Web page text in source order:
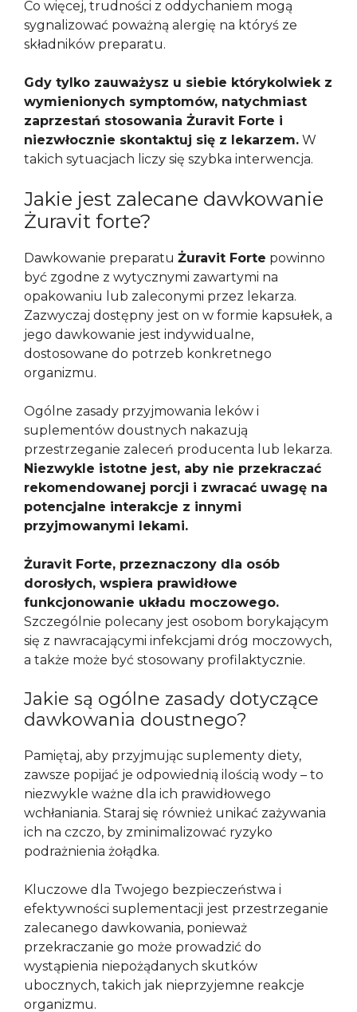
Co więcej, trudności z oddychaniem mogą
sygnalizować poważną alergię na któryś ze
składników preparatu.
Gdy tylko zauważysz u siebie którykolwiek z
wymienionych symptomów, natychmiast
zaprzestań stosowania Żuravit Forte i
niezwłocznie skontaktuj się z lekarzem. W
takich sytuacjach liczy się szybka interwencja.
Jakie jest zalecane dawkowanie
Żuravit forte?
Dawkowanie preparatu Żuravit Forte powinno
być zgodne z wytycznymi zawartymi na
opakowaniu lub zaleconymi przez lekarza.
Zazwyczaj dostępny jest on w formie kapsułek, a
jego dawkowanie jest indywidualne,
dostosowane do potrzeb konkretnego
organizmu.
Ogólne zasady przyjmowania leków i
suplementów doustnych nakazują
przestrzeganie zaleceń producenta lub lekarza.
Niezwykle istotne jest, aby nie przekraczać
rekomendowanej porcji i zwracać uwagę na
potencjalne interakcje z innymi
przyjmowanymi lekami.
Żuravit Forte, przeznaczony dla osób
dorosłych, wspiera prawidłowe
funkcjonowanie układu moczowego.
Szczególnie polecany jest osobom borykającym
się z nawracającymi infekcjami dróg moczowych,
a także może być stosowany profilaktycznie.
Jakie są ogólne zasady dotyczące
dawkowania doustnego?
Pamiętaj, aby przyjmując suplementy diety,
zawsze popijać je odpowiednią ilością wody – to
niezwykle ważne dla ich prawidłowego
wchłaniania. Staraj się również unikać zażywania
ich na czczo, by zminimalizować ryzyko
podrażnienia żołądka.
Kluczowe dla Twojego bezpieczeństwa i
efektywności suplementacji jest przestrzeganie
zalecanego dawkowania, ponieważ
przekraczanie go może prowadzić do
wystąpienia niepożądanych skutków
ubocznych, takich jak nieprzyjemne reakcje
organizmu.